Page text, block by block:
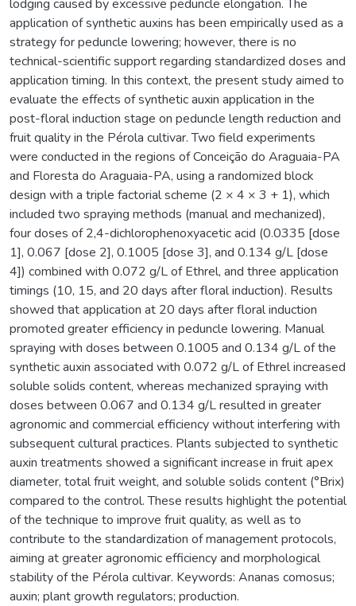
lodging caused by excessive peduncle elongation. The
application of synthetic auxins has been empirically used as a
strategy for peduncle lowering; however, there is no
technical-scientific support regarding standardized doses and
application timing. In this context, the present study aimed to
evaluate the effects of synthetic auxin application in the
post-floral induction stage on peduncle length reduction and
fruit quality in the Pérola cultivar. Two field experiments
were conducted in the regions of Conceição do Araguaia-PA
and Floresta do Araguaia-PA, using a randomized block
design with a triple factorial scheme (2 × 4 × 3 + 1), which
included two spraying methods (manual and mechanized),
four doses of 2,4-dichlorophenoxyacetic acid (0.0335 [dose
1], 0.067 [dose 2], 0.1005 [dose 3], and 0.134 g/L [dose
4]) combined with 0.072 g/L of Ethrel, and three application
timings (10, 15, and 20 days after floral induction). Results
showed that application at 20 days after floral induction
promoted greater efficiency in peduncle lowering. Manual
spraying with doses between 0.1005 and 0.134 g/L of the
synthetic auxin associated with 0.072 g/L of Ethrel increased
soluble solids content, whereas mechanized spraying with
doses between 0.067 and 0.134 g/L resulted in greater
agronomic and commercial efficiency without interfering with
subsequent cultural practices. Plants subjected to synthetic
auxin treatments showed a significant increase in fruit apex
diameter, total fruit weight, and soluble solids content (°Brix)
compared to the control. These results highlight the potential
of the technique to improve fruit quality, as well as to
contribute to the standardization of management protocols,
aiming at greater agronomic efficiency and morphological
stability of the Pérola cultivar. Keywords: Ananas comosus;
auxin; plant growth regulators; production.